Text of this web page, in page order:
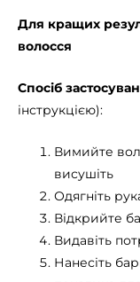
Для кращих
волосся
Спосіб
інструкцією):
Вимийте
висушіть
Одягніть
Відкрийте
Видавіть
Нанесіть